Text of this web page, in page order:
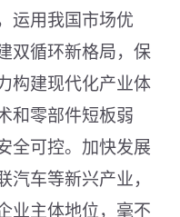
运用我国市场优
双循环新格局，保
构建现代化产业体
和零部件短板弱
全可控。加快发展
车等新兴产业，
业主体地位，毫不